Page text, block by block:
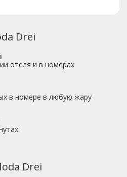
Drei
отеля и в номерах
в номере в любую жару
Drei